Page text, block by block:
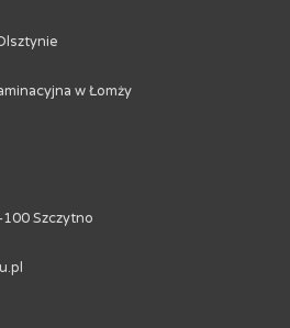
w Łomży
Szczytno